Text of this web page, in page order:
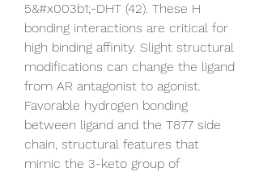
5&#x003b1;-DHT (42). These H
bonding interactions are critical for
high binding affinity. Slight structural
modifications can change the ligand
from AR antagonist to agonist.
Favorable hydrogen bonding
between ligand and the T877 side
chain, structural features that
mimic the 3-keto group of